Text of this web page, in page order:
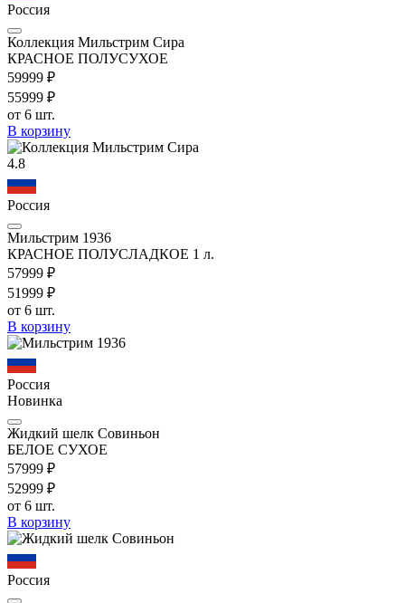
Россия
Коллекция Мильстрим Сира
КРАСНОЕ ПОЛУСУХОЕ
59999 ₽
55999 ₽
от 6 шт.
В корзину
4.8
Россия
Мильстрим 1936
КРАСНОЕ ПОЛУСЛАДКОЕ 1 л.
57999 ₽
51999 ₽
от 6 шт.
В корзину
Россия
Новинка
Жидкий шелк Совиньон
БЕЛОЕ СУХОЕ
57999 ₽
52999 ₽
от 6 шт.
В корзину
Россия